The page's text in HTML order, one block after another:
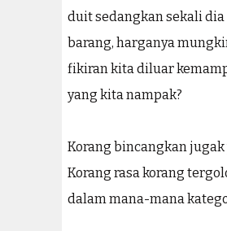
duit sedangkan sekali
barang, harganya
fikiran kita diluar
yang kita nampak?
Korang bincangkan jugak
Korang rasa korang
dalam mana-mana